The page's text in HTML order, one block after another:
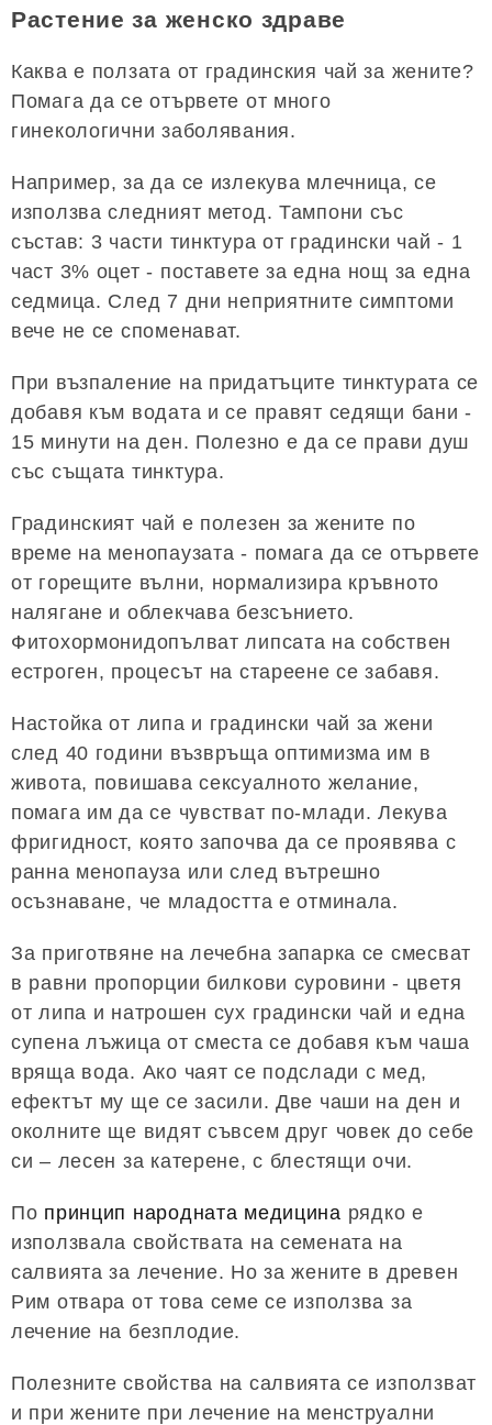
Растение за женско здраве
Каква е ползата от градинския чай за жените?
Помага да се отървете от много
гинекологични заболявания.
Например, за да се излекува млечница, се
използва следният метод. Тампони със
състав: 3 части тинктура от градински чай - 1
част 3% оцет - поставете за една нощ за една
седмица. След 7 дни неприятните симптоми
вече не се споменават.
При възпаление на придатъците тинктурата се
добавя към водата и се правят седящи бани -
15 минути на ден. Полезно е да се прави душ
със същата тинктура.
Градинският чай е полезен за жените по
време на менопаузата - помага да се отървете
от горещите вълни, нормализира кръвното
налягане и облекчава безсънието.
Фитохормонидопълват липсата на собствен
естроген, процесът на стареене се забавя.
Настойка от липа и градински чай за жени
след 40 години възвръща оптимизма им в
живота, повишава сексуалното желание,
помага им да се чувстват по-млади. Лекува
фригидност, която започва да се проявява с
ранна менопауза или след вътрешно
осъзнаване, че младостта е отминала.
За приготвяне на лечебна запарка се смесват
в равни пропорции билкови суровини - цветя
от липа и натрошен сух градински чай и една
супена лъжица от сместа се добавя към чаша
вряща вода. Ако чаят се подслади с мед,
ефектът му ще се засили. Две чаши на ден и
околните ще видят съвсем друг човек до себе
си – лесен за катерене, с блестящи очи.
По принцип народната медицина рядко е
използвала свойствата на семената на
салвията за лечение. Но за жените в древен
Рим отвара от това семе се използва за
лечение на безплодие.
Полезните свойства на салвията се използват
и при жените при лечение на менструални